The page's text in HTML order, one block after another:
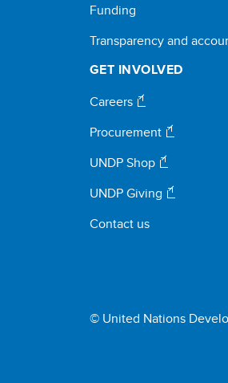
Funding
Transparency and
GET INVOLVED
Careers
Procurement
UNDP Shop
UNDP Giving
Contact us
© United Nations